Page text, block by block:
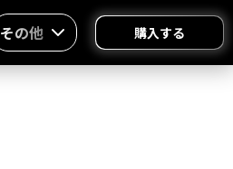
その他 購入する